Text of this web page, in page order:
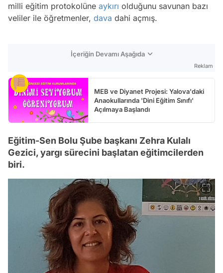
milli eğitim protokolüne aykırı olduğunu savunan bazı
veliler ile öğretmenler, dava dahi açmış.
İçeriğin Devamı Aşağıda
Reklam
MEB ve Diyanet Projesi: Yalova'daki
Anaokullarında 'Dini Eğitim Sınıfı'
Açılmaya Başlandı
Eğitim-Sen Bolu Şube başkanı Zehra Kulalı
Gezici, yargı sürecini başlatan eğitimcilerden
biri.